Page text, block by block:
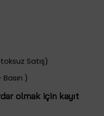
Satış)
)
olmak için kayıt